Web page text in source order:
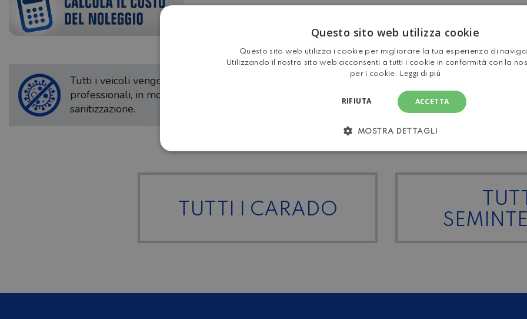
Tutti i veicoli vengono lavati e trattati con generatori di ozono
professionali, in modo da ottenere una completa
sanitizzazione.
TUTTI I CARADO
Questo sito web utilizza cookie
Questo sito web utilizza i cookie per migliorare la tua esperienza di
Utilizzando il nostro sito web acconsenti a tutti i cookie in conformità con la
per i cookie.
Leggi di più
ACCETTA
RIFIUTA
MOSTRA DETTAGLI